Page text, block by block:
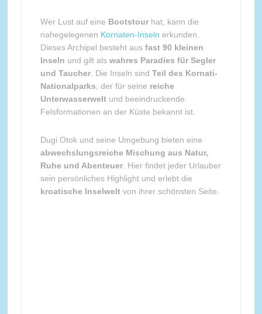
Wer Lust auf eine Bootstourhat, kann die
nahegelegenen Kornaten-Inseln erkunden.
Dieses Archipel besteht aus fast 90 kleinen
Inseln und gilt als wahres Paradies für Segler
und Taucher. Die Inseln sind Teil des Kornati-
Nationalparks , der für seine reiche
Unterwasserweltund beeindruckende
Felsformationen an der Küste bekannt ist.
Dugi Otok und seine Umgebung bieten eine
abwechslungsreiche Mischung aus Natur,
Ruhe und Abenteuer. Hier findet jeder Urlauber
sein persönliches Highlight und erlebt die
kroatische Inselweltvon ihrer schönsten Seite.